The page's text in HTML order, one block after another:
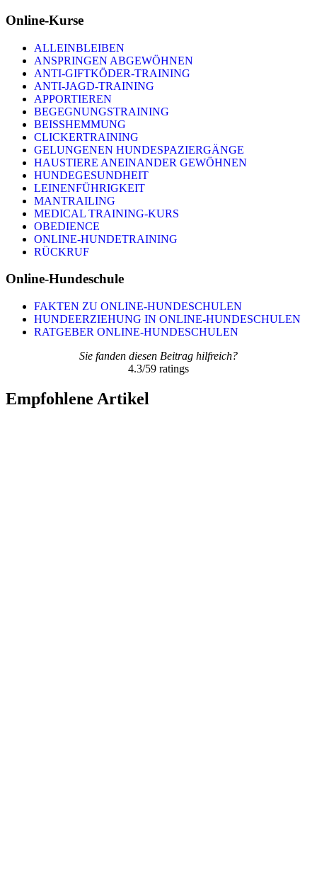
Online-Kurse
ALLEINBLEIBEN
ANSPRINGEN ABGEWÖHNEN
ANTI-GIFTKÖDER-TRAINING
ANTI-JAGD-TRAINING
APPORTIEREN
BEGEGNUNGSTRAINING
BEISSHEMMUNG
CLICKERTRAINING
GELUNGENEN HUNDESPAZIERGÄNGE
HAUSTIERE ANEINANDER GEWÖHNEN
HUNDEGESUNDHEIT
LEINENFÜHRIGKEIT
MANTRAILING
MEDICAL TRAINING-KURS
OBEDIENCE
ONLINE-HUNDETRAINING
RÜCKRUF
Online-Hundeschule
FAKTEN ZU ONLINE-HUNDESCHULEN
HUNDEERZIEHUNG IN ONLINE-HUNDESCHULEN
RATGEBER ONLINE-HUNDESCHULEN
Sie fanden diesen Beitrag hilfreich?
4.3/59 ratings
Empfohlene Artikel